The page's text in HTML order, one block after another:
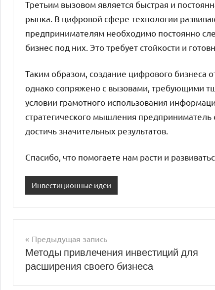
Третьим вызовом является быстрая и
рынка. В цифровой сфере технологии
предпринимателям необходимо постоянно
бизнес под них. Это требует стойкости и
Таким образом, создание цифрового бизнеса
однако сопряжено с вызовами, требующими
условии грамотного использования
стратегического мышления
достичь значительных результатов.
Спасибо, что помогаете нам расти и
Инвестиционные идеи
Навигация
по
записям
Предыдущая запись
Методы привлечения инвестиций для
расширения своего бизнеса